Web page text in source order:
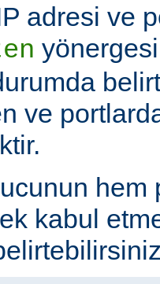
adresi ve
ve
hem
kabul